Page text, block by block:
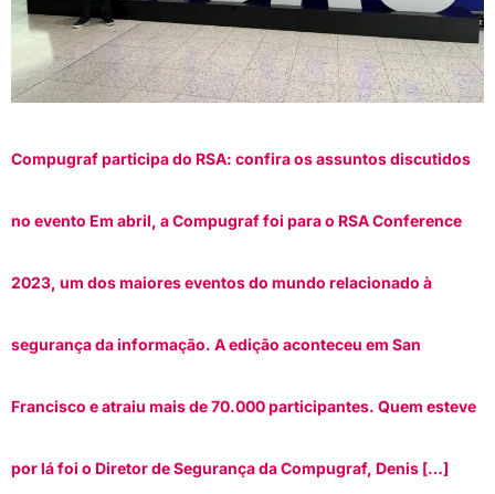
Compugraf participa do RSA: confira os assuntos discutidos
no evento Em abril, a Compugraf foi para o RSA Conference
2023, um dos maiores eventos do mundo relacionado à
segurança da informação. A edição aconteceu em San
Francisco e atraiu mais de 70.000 participantes. Quem esteve
por lá foi o Diretor de Segurança da Compugraf, Denis […]